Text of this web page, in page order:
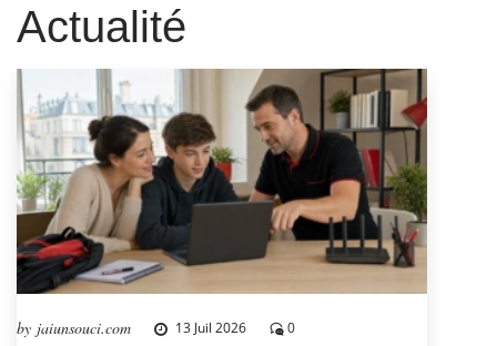
Actualité
by jaiunsouci.com 13 Juil 2026 0